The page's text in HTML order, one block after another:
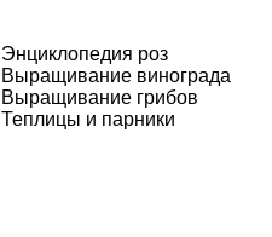
Энциклопедия роз
Выращивание винограда
Выращивание грибов
Теплицы и парники